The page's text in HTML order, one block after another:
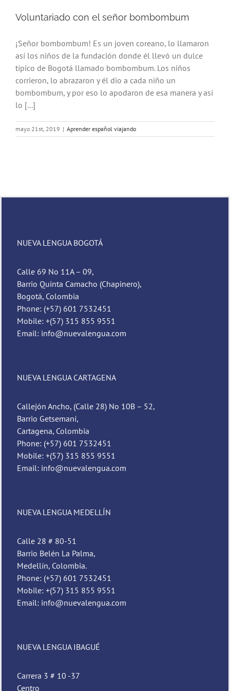
Voluntariado con el señor bombombum
¡Señor bombombum! Es un joven coreano, lo llamaron
así los niños de la fundación donde él llevó un dulce
típico de Bogotá llamado bombombum. Los niños
corrieron, lo abrazaron y él dio a cada niño un
bombombum, y por eso lo apodaron de esa manera y así
lo [...]
mayo 21st, 2019 | Aprender español viajando
NUEVA LENGUA BOGOTÁ
Calle 69 No 11A – 09,
Barrio Quinta Camacho (Chapinero),
Bogotá, Colombia
Phone: (+57) 601 7532451
Mobile: +(57) 315 855 9551
Email: info@nuevalengua.com
NUEVA LENGUA CARTAGENA
Callejón Ancho, (Calle 28) No 10B – 52,
Barrio Getsemaní,
Cartagena, Colombia
Phone: (+57) 601 7532451
Mobile: +(57) 315 855 9551
Email: info@nuevalengua.com
NUEVA LENGUA MEDELLÍN
Calle 28 # 80-51
Barrio Belén La Palma,
Medellín, Colombia.
Phone: (+57) 601 7532451
Mobile: +(57) 315 855 9551
Email: info@nuevalengua.com
NUEVA LENGUA IBAGUÉ
Carrera 3 # 10 -37
Centro